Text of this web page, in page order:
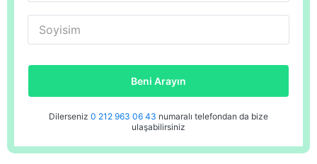
Soyisim
Beni Arayın
Dilerseniz 0 212 963 06 43 numaralı telefondan da bize
ulaşabilirsiniz